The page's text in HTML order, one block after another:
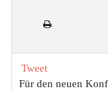
Tweet
Für den neuen